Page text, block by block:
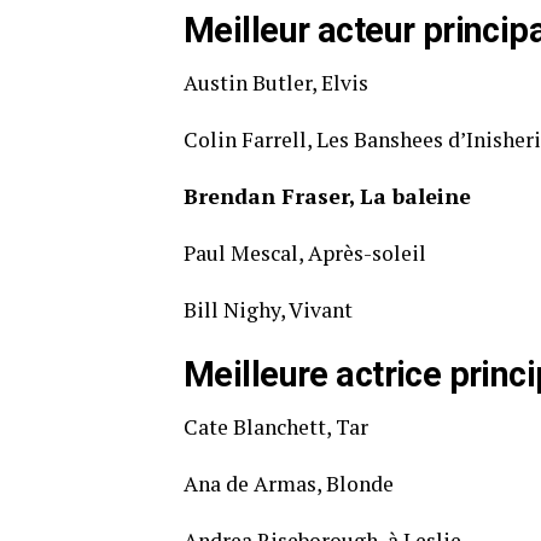
Meilleur acteur
Austin Butler, Elvis
Colin Farrell, Les Banshees
Brendan Fraser, La baleine
Paul Mescal, Après-soleil
Bill Nighy, Vivant
Meilleure actrice
Cate Blanchett, Tar
Ana de Armas, Blonde